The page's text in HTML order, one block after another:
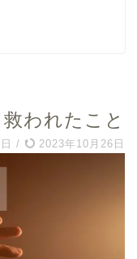
われたこと
/ 2023年10月26日